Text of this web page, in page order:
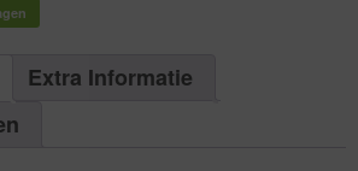
Extra Informatie